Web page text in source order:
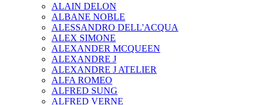
ALAIN DELON
ALBANE NOBLE
ALESSANDRO DELL'ACQUA
ALEX SIMONE
ALEXANDER MCQUEEN
ALEXANDRE J
ALEXANDRE J ATELIER
ALFA ROMEO
ALFRED SUNG
ALFRED VERNE